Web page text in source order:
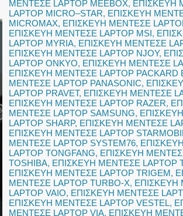
ΜΕΝΤΕΣΕ LAPTOP MEEBOX, ΕΠΙΣΚΕΥΗ
LAPTOP MICRO–STAR, ΕΠΙΣΚΕΥΗ
MICROMAX, ΕΠΙΣΚΕΥΗ ΜΕΝΤΕΣΕ
ΕΠΙΣΚΕΥΗ ΜΕΝΤΕΣΕ LAPTOP MSI,
LAPTOP MYRIA, ΕΠΙΣΚΕΥΗ ΜΕΝΤΕΣΕ
ΕΠΙΣΚΕΥΗ ΜΕΝΤΕΣΕ LAPTOP NJOY,
LAPTOP ONKYO, ΕΠΙΣΚΕΥΗ ΜΕΝΤΕΣΕ
ΕΠΙΣΚΕΥΗ ΜΕΝΤΕΣΕ LAPTOP PACKARD
ΜΕΝΤΕΣΕ LAPTOP PANASONIC,
LAPTOP PRAVET, ΕΠΙΣΚΕΥΗ ΜΕΝΤΕΣΕ
ΕΠΙΣΚΕΥΗ ΜΕΝΤΕΣΕ LAPTOP RAZER,
ΜΕΝΤΕΣΕ LAPTOP SAMSUNG,
LAPTOP SHARP, ΕΠΙΣΚΕΥΗ ΜΕΝΤΕΣΕ
ΕΠΙΣΚΕΥΗ ΜΕΝΤΕΣΕ LAPTOP
ΜΕΝΤΕΣΕ LAPTOP SYSTEM76,
LAPTOP TONGFANG, ΕΠΙΣΚΕΥΗ
TOSHIBA, ΕΠΙΣΚΕΥΗ ΜΕΝΤΕΣΕ LAPTOP
ΕΠΙΣΚΕΥΗ ΜΕΝΤΕΣΕ LAPTOP TRIGEM,
ΜΕΝΤΕΣΕ LAPTOP TURBO-X, ΕΠΙΣΚΕΥΗ
LAPTOP VAIO, ΕΠΙΣΚΕΥΗ ΜΕΝΤΕΣΕ
ΕΠΙΣΚΕΥΗ ΜΕΝΤΕΣΕ LAPTOP VESTEL,
ΜΕΝΤΕΣΕ LAPTOP VIA, ΕΠΙΣΚΕΥΗ